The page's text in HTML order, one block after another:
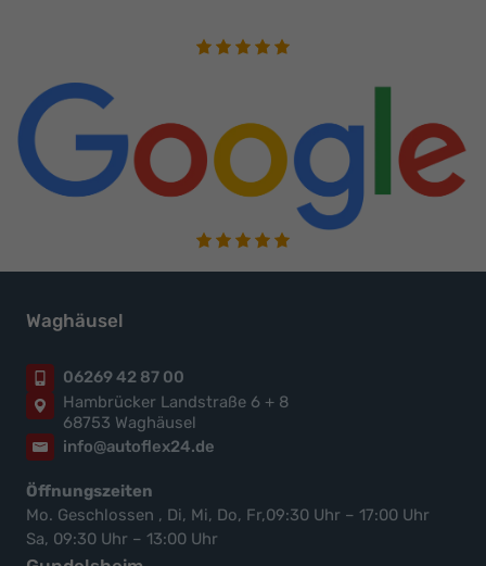
Waghäusel
06269 42 87 00
Hambrücker Landstraße 6 + 8
68753 Waghäusel
info@autoflex24.de
Öffnungszeiten
Mo. Geschlossen , Di, Mi, Do, Fr,09:30 Uhr – 17:00 Uhr
Sa, 09:30 Uhr – 13:00 Uhr